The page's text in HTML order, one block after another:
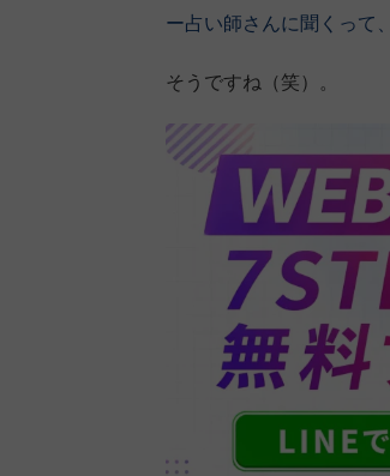
ー占い師さんに聞くって
そうですね（笑）。